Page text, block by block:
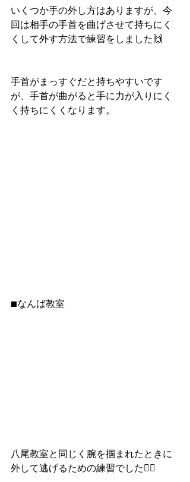
いくつか手の外し方はありますが、今
回は相手の手首を曲げさせて持ちにく
くして外す方法で練習をしました🙌
手首がまっすぐだと持ちやすいです
が、手首が曲がると手に力が入りにく
く持ちにくくなります。
■なんば教室
八尾教室と同じく腕を掴まれたときに
外して逃げるための練習でした🏃‍♂️